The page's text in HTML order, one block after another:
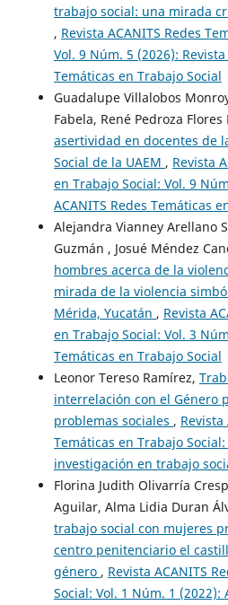
trabajo social: una mirada
, Revista ACANITS Redes
Vol. 9 Núm. 5 (2026): Revista
Temáticas en Trabajo Social
Guadalupe Villalobos
Fabela, René Pedroza Flores
asertividad en docentes de
Social de la UAEM , Revista
en Trabajo Social: Vol. 9
ACANITS Redes Temáticas
Alejandra Vianney Arellano
Guzmán , Josué Méndez
hombres acerca de la
mirada de la violencia
Mérida, Yucatán , Revista
en Trabajo Social: Vol. 3
Temáticas en Trabajo Social
Leonor Tereso Ramírez,
interrelación con el Género
problemas sociales , Revista
Temáticas en Trabajo
investigación en trabajo
Florina Judith Olivarría
Aguilar, Alma Lidia Duran
trabajo social con mujeres
centro penitenciario el
género , Revista ACANITS
Social: Vol. 1 Núm. 1